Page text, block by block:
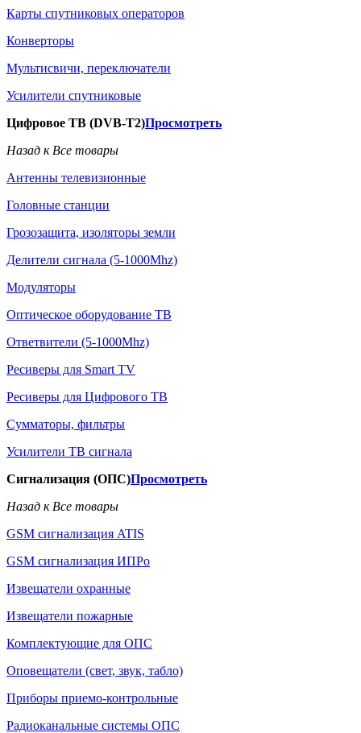
Карты спутниковых операторов
Конверторы
Мультисвичи, переключатели
Усилители спутниковые
Цифровое ТВ (DVB-T2)Просмотреть
Назад к Все товары
Антенны телевизионные
Головные станции
Грозозащита, изоляторы земли
Делители сигнала (5-1000Mhz)
Модуляторы
Оптическое оборудование ТВ
Ответвители (5-1000Mhz)
Ресиверы для Smart TV
Ресиверы для Цифрового ТВ
Сумматоры, фильтры
Усилители ТВ сигнала
Сигнализация (ОПС)Просмотреть
Назад к Все товары
GSM сигнализация ATIS
GSM сигнализация ИПРо
Извещатели охранные
Извещатели пожарные
Комплектующие для ОПС
Оповещатели (свет, звук, табло)
Приборы приемо-контрольные
Радиоканальные системы ОПС